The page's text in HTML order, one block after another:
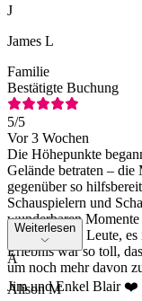
J
James L
Familie
Bestätigte Buchung
5/5
Vor 3 Wochen
Die Höhepunkte
Gelände betraten –
gegenüber so
Schauspielern und
wunderbaren
seid gewarnt, Leute,
Erlebnis war so toll,
um noch mehr davon
Jim und Enkel Blair ❤️
Weiterlesen
A
Alison M